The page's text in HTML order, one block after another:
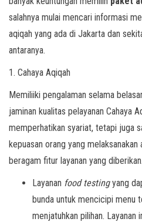
salahnya mulai mencari informasi
aqiqah yang ada di Jakarta dan
antaranya.
1. Cahaya Aqiqah
Memiliiki pengalaman selama
jaminan kualitas pelayanan Cahaya
memperhatikan syariat, tetapi juga
kepuasan orang yang
beragam fitur layanan yang
Layanan food testingyang
bunda untuk mencicipi menu
menjatuhkan pilihan. Layanan